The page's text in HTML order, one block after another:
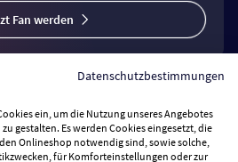
Fan werden
Datenschutzbestimmungen
ein, um die Nutzung unseres Angebotes
gestalten. Es werden Cookies eingesetzt, die
Onlineshop notwendig sind, sowie solche,
für Komforteinstellungen oder zur